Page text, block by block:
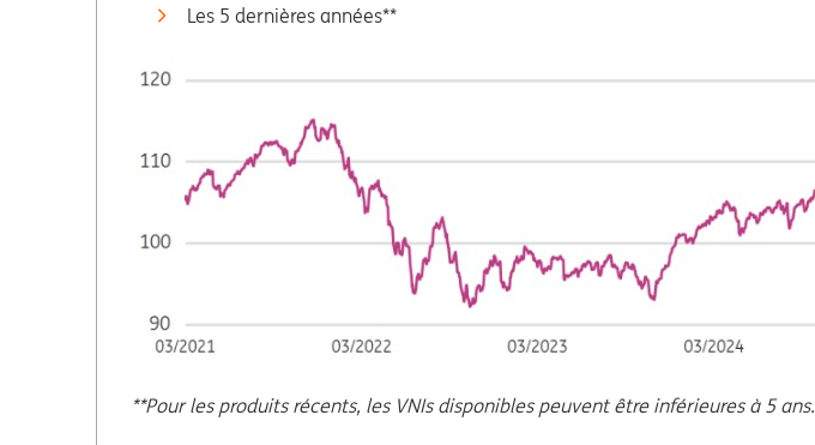
Les 5 dernières années**
**Pour les produits récents, les VNIs disponibles peuvent être inférieures à 5 ans.